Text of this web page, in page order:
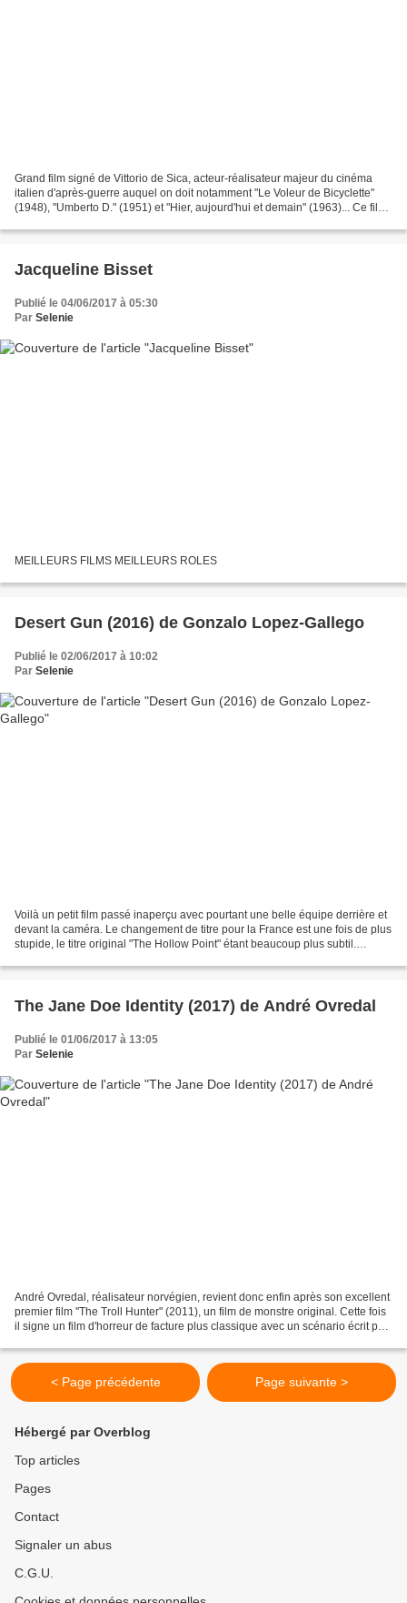
Grand film signé de Vittorio de Sica, acteur-réalisateur majeur du cinéma
italien d'après-guerre auquel on doit notamment "Le Voleur de Bicyclette"
(1948), "Umberto D." (1951) et "Hier, aujourd'hui et demain" (1963)... Ce film
Jacqueline Bisset
Publié le 04/06/2017 à 05:30
Par Selenie
MEILLEURS FILMS MEILLEURS ROLES
Desert Gun (2016) de Gonzalo Lopez-Gallego
Publié le 02/06/2017 à 10:02
Par Selenie
Voilà un petit film passé inaperçu avec pourtant une belle équipe derrière et
devant la caméra. Le changement de titre pour la France est une fois de plus
stupide, le titre original "The Hollow Point" étant beaucoup plus subtil.
The Jane Doe Identity (2017) de André Ovredal
Publié le 01/06/2017 à 13:05
Par Selenie
André Ovredal, réalisateur norvégien, revient donc enfin après son excellent
premier film "The Troll Hunter" (2011), un film de monstre original. Cette fois
il signe un film d'horreur de facture plus classique avec un scénario écrit par
< Page précédente Page suivante >
Hébergé par Overblog
Top articles
Pages
Contact
Signaler un abus
C.G.U.